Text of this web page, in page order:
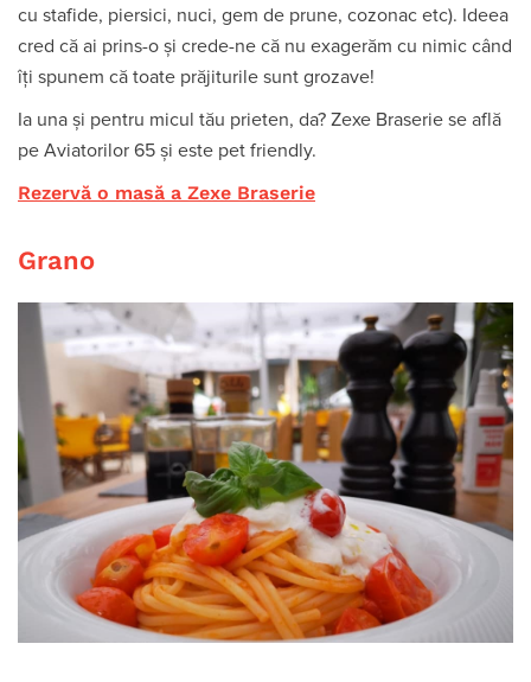
cu stafide, piersici, nuci, gem de prune, cozonac etc). Ideea
cred că ai prins-o și crede-ne că nu exagerăm cu nimic când
îți spunem că toate prăjiturile sunt grozave!
Ia una și pentru micul tău prieten, da? Zexe Braserie se află
pe Aviatorilor 65 și este pet friendly.
Rezervă o masă a Zexe Braserie
Grano